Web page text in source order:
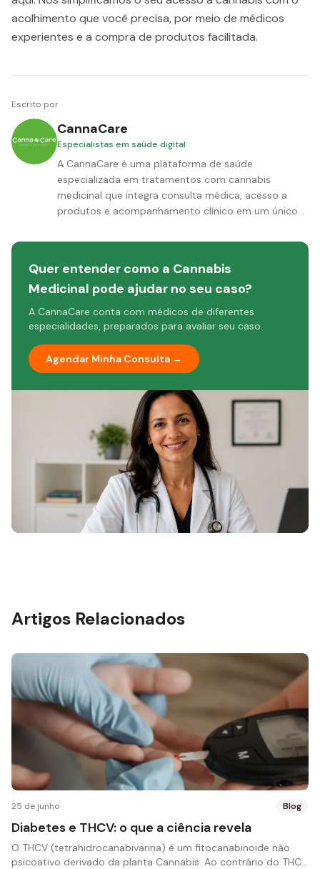
acolhimento que você precisa, por meio de médicos
experientes e a compra de produtos facilitada.
Escrito por
CannaCare
Especialistas em saúde digital
A CannaCare é uma plataforma de saúde
especializada em tratamentos com cannabis
medicinal que integra consulta médica, acesso a
produtos e acompanhamento clínico em um único
Aqui, o cuidado não termina na consulta ou na
Continuado, monitoramos ativamente cada
paciente ao longo de todo o tratamento, com
alertas preditivos e suporte de profissionais de
saúde, sem custo adicional. O resultado é concreto:
de saúde. Para os médicos, oferecemos
conhecimento, facilidade no dia a dia e tecnologia a
pensada para potencializar os melhores desfechos
baseado em evidências científicas com robustez de
dados para que todos tenham acesso à informação
séria, com a clareza e a responsabilidade de quem
está na linha de frente da saúde no Brasil.
Quer entender como a Cannabis
Medicinal pode ajudar no seu caso?
A CannaCare conta com médicos de diferentes
especialidades, preparados para avaliar seu caso.
Agendar Minha Consulta →
Artigos Relacionados
25 de junho Blog
Diabetes e THCV: o que a ciência revela
O THCV (tetrahidrocanabivarina) é um fitocanabinoide não
psicoativo derivado da planta Cannabis. Ao contrário do THC,